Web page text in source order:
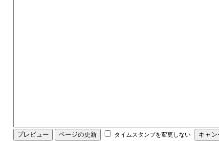
タイムスタンプを変更しない